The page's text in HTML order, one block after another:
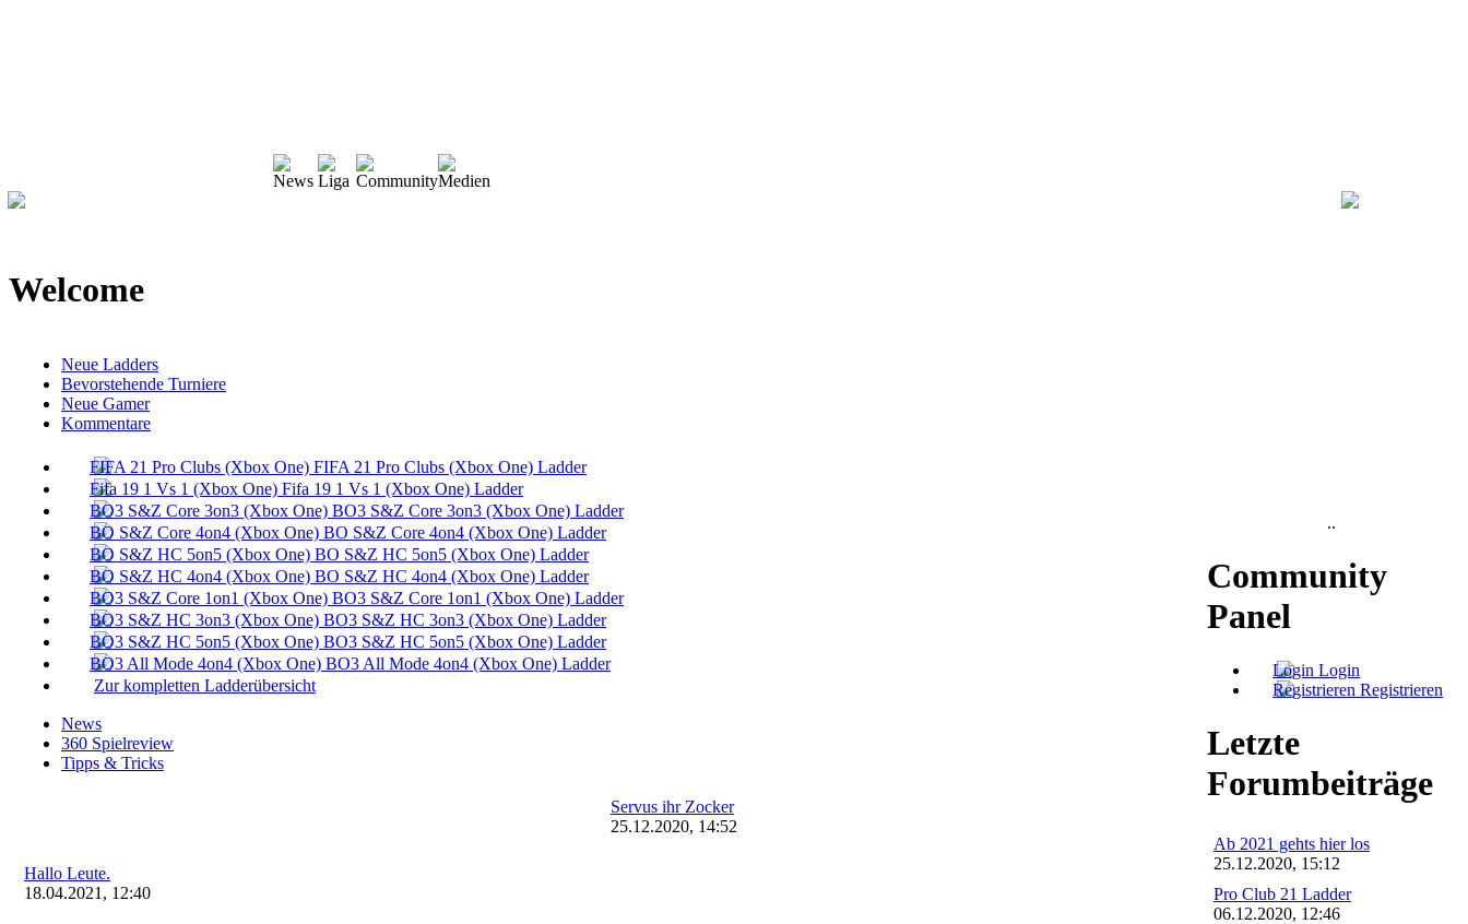
Welcome
Neue Ladders
Bevorstehende Turniere
Neue Gamer
Kommentare
FIFA 21 Pro Clubs (Xbox One) Ladder
Fifa 19 1 Vs 1 (Xbox One) Ladder
BO3 S&Z Core 3on3 (Xbox One) Ladder
BO S&Z Core 4on4 (Xbox One) Ladder
BO S&Z HC 5on5 (Xbox One) Ladder
BO S&Z HC 4on4 (Xbox One) Ladder
BO3 S&Z Core 1on1 (Xbox One) Ladder
BO3 S&Z HC 3on3 (Xbox One) Ladder
BO3 S&Z HC 5on5 (Xbox One) Ladder
BO3 All Mode 4on4 (Xbox One) Ladder
Zur kompletten Ladderübersicht
News
360 Spielreview
Tipps & Tricks
Hallo Leute.
18.04.2021, 12:40
Servus ihr Zocker
25.12.2020, 14:52
..
Community
Panel
Login
Registrieren
Letzte
Forumbeiträge
Ab 2021 gehts hier los
25.12.2020, 15:12
Pro Club 21 Ladder
06.12.2020, 12:46